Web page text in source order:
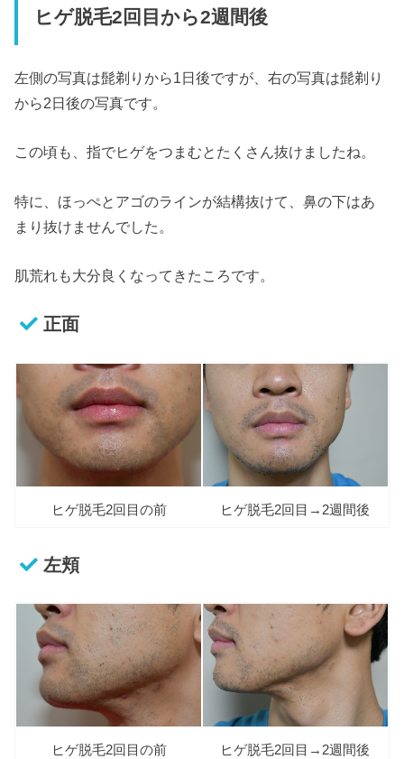
ヒゲ脱毛2回目から2週間後
左側の写真は髭剃りから1日後ですが、右の写真は髭剃り
から2日後の写真です。
この頃も、指でヒゲをつまむとたくさん抜けましたね。
特に、ほっぺとアゴのラインが結構抜けて、鼻の下はあ
まり抜けませんでした。
肌荒れも大分良くなってきたころです。
正面
ヒゲ脱毛2回目の前 ヒゲ脱毛2回目→2週間後
左頬
ヒゲ脱毛2回目の前 ヒゲ脱毛2回目→2週間後